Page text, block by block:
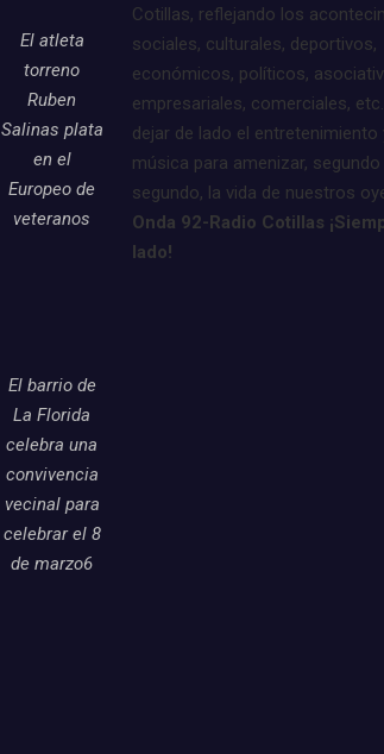
El atleta
torreno
Ruben
Salinas plata
en el
Europeo de
veteranos
El barrio de
La Florida
celebra una
convivencia
vecinal para
celebrar el 8
de marzo6
Cotillas, reflejando los
sociales, culturales, deportivos,
económicos, políticos,
empresariales, comerciales,
dejar de lado el entretenimiento
música para amenizar, segundo
segundo, la vida de nuestros
Onda 92-Radio Cotillas
lado!